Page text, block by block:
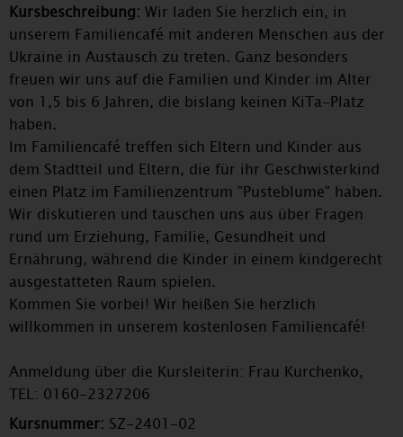
Kursbeschreibung: Wir laden Sie herzlich ein, in
unserem Familiencafé mit anderen Menschen aus der
Ukraine in Austausch zu treten. Ganz besonders
freuen wir uns auf die Familien und Kinder im Alter
von 1,5 bis 6 Jahren, die bislang keinen KiTa-Platz
haben.
Im Familiencafé treffen sich Eltern und Kinder aus
dem Stadtteil und Eltern, die für ihr Geschwisterkind
einen Platz im Familienzentrum "Pusteblume" haben.
Wir diskutieren und tauschen uns aus über Fragen
rund um Erziehung, Familie, Gesundheit und
Ernährung, während die Kinder in einem kindgerecht
ausgestatteten Raum spielen.
Kommen Sie vorbei! Wir heißen Sie herzlich
willkommen in unserem kostenlosen Familiencafé!
Anmeldung über die Kursleiterin: Frau Kurchenko,
TEL: 0160-2327206
Kursnummer: SZ-2401-02